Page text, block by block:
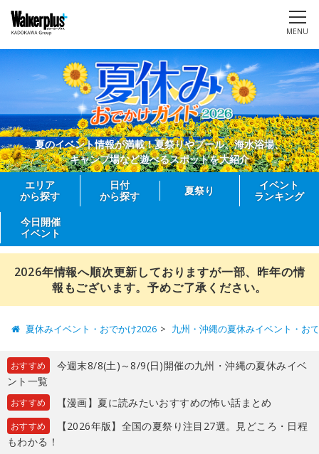
MENU
夏のイベント情報が満載！夏祭りやプール、海水浴場、
キャンプ場など遊べるスポットを大紹介
エリア
から探す
日付
から探す
夏祭り
イベント
ランキング
今日開催
イベント
2026年情報へ順次更新しておりますが一部、昨年の情
報もございます。予めご了承ください。
夏休みイベント・おでかけ2026 九州・沖縄の夏休みイベント・お
おすすめ
今週末8/8(土)～8/9(日)開催の九州・沖縄の夏休みイベ
ント一覧
おすすめ 【漫画】夏に読みたいおすすめの怖い話まとめ
おすすめ
【2026年版】全国の夏祭り注目27選。見どころ・日程
もわかる！